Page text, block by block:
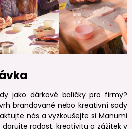
jako dárkové balíčky pro firmy?
brandované nebo kreativní sady
nás a vyzkoušejte si Manumi
radost, kreativitu a zážitek v